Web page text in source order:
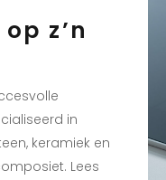
z’n
in
keramiek en
Lees